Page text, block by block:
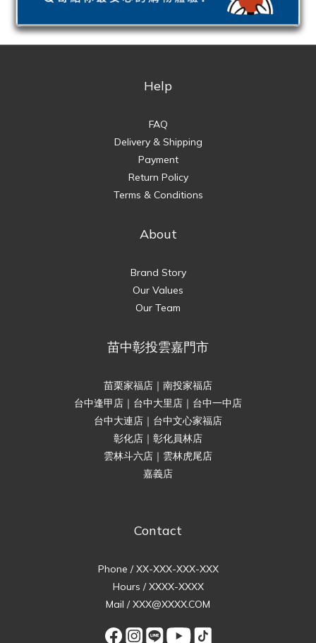
Help
FAQ
Delivery & Shipping
Payment
Return Policy
Terms & Conditions
About
Brand Story
Our Values
Our Team
苗中彰投雲嘉門市
苗栗家福店｜南投家福店
台中逢甲店｜台中大里店｜台中一中店
台中大連店｜台中文心家福店
彰化店｜彰化員林店
雲林斗六店｜雲林虎尾店
嘉義店
Contact
Phone / XX-XXX-XXX-XXX
Hours / XXXX-XXXX
Mail / XXX@XXXX.COM